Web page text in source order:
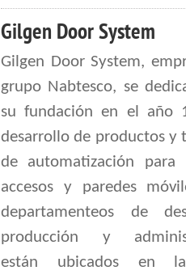
Gilgen Door System
Gilgen Door System,
grupo Nabtesco, se
su fundación en el año
desarrollo de productos y
de automatización para
accesos y paredes
departamenteos de
producción y
están ubicados en